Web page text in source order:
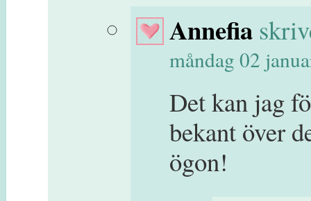
Annefia
måndag 02
Det kan jag
bekant över
ögon!